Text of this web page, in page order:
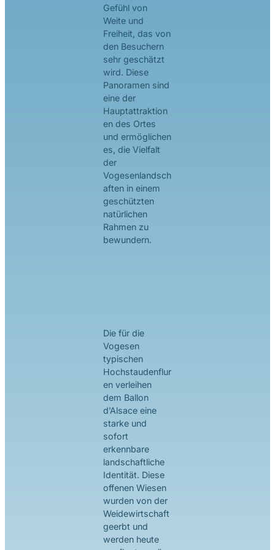
Gefühl von
Weite und
Freiheit, das von
den Besuchern
sehr geschätzt
wird. Diese
Panoramen sind
eine der
Hauptattraktion
en des Ortes
und ermöglichen
es, die Vielfalt
der
Vogesenlandsch
aften in einem
geschützten
natürlichen
Rahmen zu
bewundern.
Die für die
Vogesen
typischen
Hochstaudenflur
en verleihen
dem Ballon
d’Alsace eine
starke und
sofort
erkennbare
landschaftliche
Identität. Diese
offenen Wiesen
wurden von der
Weidewirtschaft
geerbt und
werden heute